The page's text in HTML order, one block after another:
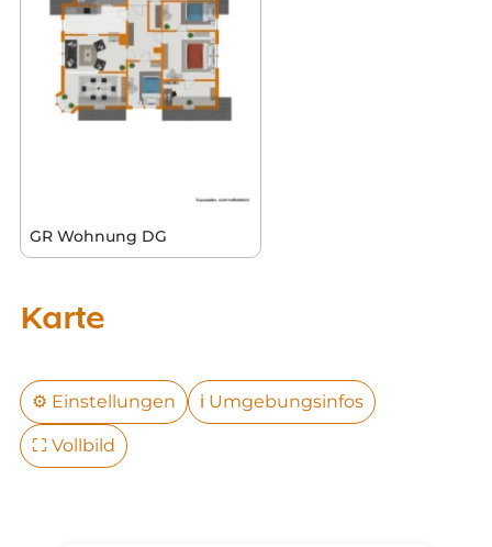
GR Wohnung DG
Karte
⚙️ Einstellungen ℹ️ Umgebungsinfos
⛶ Vollbild